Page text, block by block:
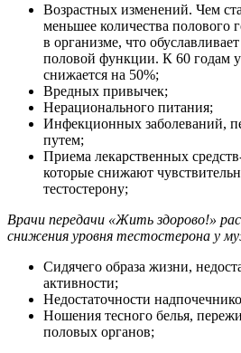
Возрастных изменений. Чем
меньшее количества полового
в организме, что
половой функции. К 60 годам
снижается на 50%;
Вредных привычек;
Нерационального питания;
Инфекционных заболеваний,
путем;
Приема лекарственных
которые снижают
тестостерону;
Врачи передачи «Жить здорово!»
снижения уровня тестостерона у
Сидячего образа жизни,
активности;
Недостаточности
Ношения тесного белья,
половых органов;